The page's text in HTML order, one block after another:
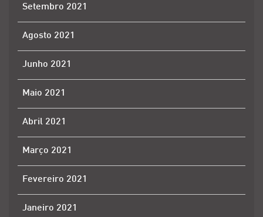
Setembro 2021
Agosto 2021
Junho 2021
Maio 2021
Abril 2021
Março 2021
Fevereiro 2021
Janeiro 2021